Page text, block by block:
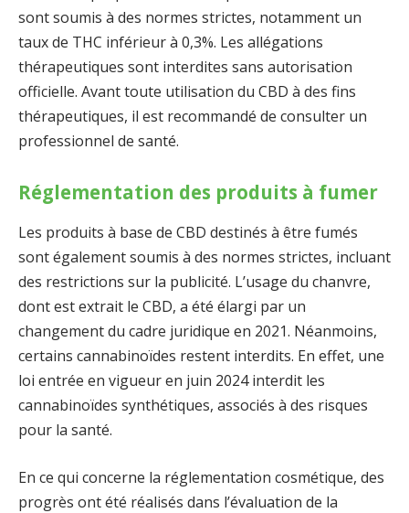
sont soumis à des normes strictes, notamment un
taux de THC inférieur à 0,3%. Les allégations
thérapeutiques sont interdites sans autorisation
officielle. Avant toute utilisation du CBD à des fins
thérapeutiques, il est recommandé de consulter un
professionnel de santé.
Réglementation des produits à fumer
Les produits à base de CBD destinés à être fumés
sont également soumis à des normes strictes, incluant
des restrictions sur la publicité. L’usage du chanvre,
dont est extrait le CBD, a été élargi par un
changement du cadre juridique en 2021. Néanmoins,
certains cannabinoïdes restent interdits. En effet, une
loi entrée en vigueur en juin 2024 interdit les
cannabinoïdes synthétiques, associés à des risques
pour la santé.
En ce qui concerne la réglementation cosmétique, des
progrès ont été réalisés dans l’évaluation de la